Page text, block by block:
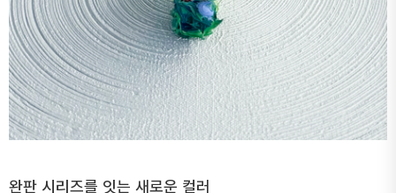
완판 시리즈를 잇는 새로운 컬러